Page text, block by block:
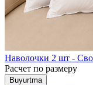
Наволочки 2 шт -
Расчет по размеру
Buyurtma